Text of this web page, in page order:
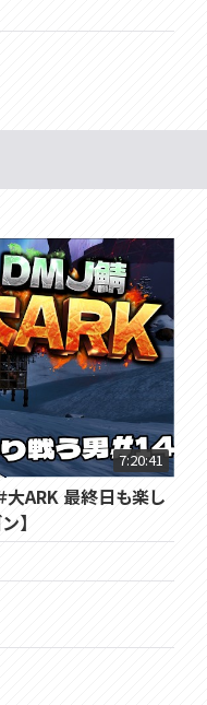
7:20:41
大ARK 最終日も楽し
】